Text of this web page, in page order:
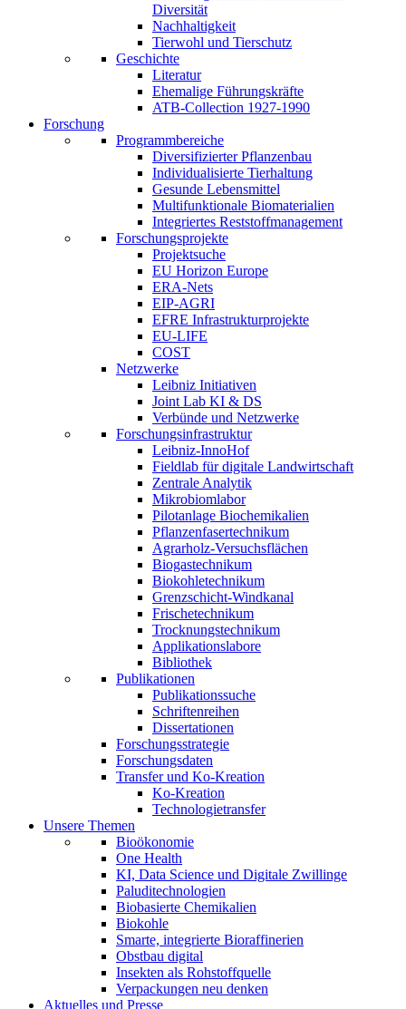
Diversität
Nachhaltigkeit
Tierwohl und Tierschutz
Geschichte
Literatur
Ehemalige Führungskräfte
ATB-Collection 1927-1990
Forschung
Programmbereiche
Diversifizierter Pflanzenbau
Individualisierte Tierhaltung
Gesunde Lebensmittel
Multifunktionale Biomaterialien
Integriertes Reststoffmanagement
Forschungsprojekte
Projektsuche
EU Horizon Europe
ERA-Nets
EIP-AGRI
EFRE Infrastrukturprojekte
EU-LIFE
COST
Netzwerke
Leibniz Initiativen
Joint Lab KI & DS
Verbünde und Netzwerke
Forschungsinfrastruktur
Leibniz-InnoHof
Fieldlab für digitale Landwirtschaft
Zentrale Analytik
Mikrobiomlabor
Pilotanlage Biochemikalien
Pflanzenfasertechnikum
Agrarholz-Versuchsflächen
Biogastechnikum
Biokohletechnikum
Grenzschicht-Windkanal
Frischetechnikum
Trocknungstechnikum
Applikationslabore
Bibliothek
Publikationen
Publikationssuche
Schriftenreihen
Dissertationen
Forschungsstrategie
Forschungsdaten
Transfer und Ko-Kreation
Ko-Kreation
Technologietransfer
Unsere Themen
Bioökonomie
One Health
KI, Data Science und Digitale Zwillinge
Paluditechnologien
Biobasierte Chemikalien
Biokohle
Smarte, integrierte Bioraffinerien
Obstbau digital
Insekten als Rohstoffquelle
Verpackungen neu denken
Aktuelles und Presse